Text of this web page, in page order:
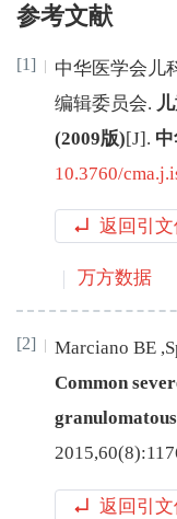
参考文献
[1] 中华医学会儿
编辑委员会.
(2009版)[J].
10.3760/
返回引文
万方数据
[2] Marciano BE ,
Common
granulomatous
2015,60(8):
返回引文